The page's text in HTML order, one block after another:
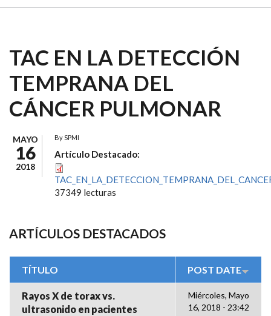
TAC EN LA DETECCIÓN
TEMPRANA DEL
CÁNCER PULMONAR
MAYO
16
2018
BySPMI
Artículo Destacado:
37349 lecturas
ARTÍCULOS DESTACADOS
TÍTULO POST DATE
Rayos X de torax vs.
ultrasonido en pacientes
Miércoles, Mayo
16, 2018 - 23:42